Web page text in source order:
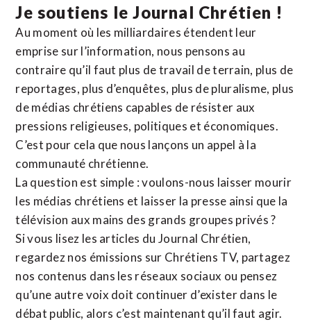
Je soutiens le Journal Chrétien !
Au moment où les milliardaires étendent leur
emprise sur l’information, nous pensons au
contraire qu’il faut plus de travail de terrain, plus de
reportages, plus d’enquêtes, plus de pluralisme, plus
de médias chrétiens capables de résister aux
pressions religieuses, politiques et économiques.
C’est pour cela que nous lançons un appel à la
communauté chrétienne.
La question est simple : voulons-nous laisser mourir
les médias chrétiens et laisser la presse ainsi que la
télévision aux mains des grands groupes privés ?
Si vous lisez les articles du Journal Chrétien,
regardez nos émissions sur Chrétiens TV, partagez
nos contenus dans les réseaux sociaux ou pensez
qu’une autre voix doit continuer d’exister dans le
débat public, alors c’est maintenant qu’il faut agir.